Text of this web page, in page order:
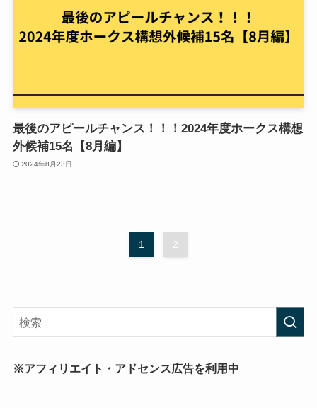
最後のアピールチャンス！！！2024年度ホークス構想
外候補15名【8月編】
2024年8月23日
1 2
※アフィリエイト・アドセンス広告を利用中